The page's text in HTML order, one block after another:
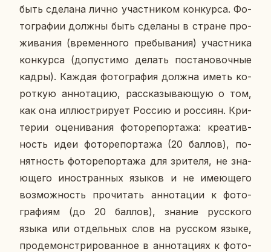
быть сде­ла­на лично участ­ни­ком кон­кур­са. Фо­
то­гра­фии должны быть сде­ла­ны в стране про­
жи­ва­ния (вре­мен­но­го пре­бы­ва­ния) участ­ни­ка
кон­кур­са (до­пу­сти­мо делать по­ста­но­воч­ные
кадры). Каждая фо­то­гра­фия должна иметь ко­
рот­кую ан­но­та­цию, рас­ска­зы­ва­ю­щую о том,
как она ил­лю­стри­ру­ет Россию и рос­си­ян. Кри­
те­рии оце­ни­ва­ния фо­то­ре­пор­та­жа: кре­а­тив­
ность идеи фо­то­ре­пор­та­жа (20 баллов), по­
нят­ность фо­то­ре­пор­та­жа для зри­те­ля, не зна­
ю­ще­го ино­стран­ных языков и не име­ю­ще­го
воз­мож­ность про­чи­тать ан­но­та­ции к фо­то­
гра­фи­ям (до 20 баллов), знание рус­ско­го
языка или от­дель­ных слов на рус­ском языке,
про­де­мон­стри­ро­ван­ное в ан­но­та­ци­ях к фо­то­